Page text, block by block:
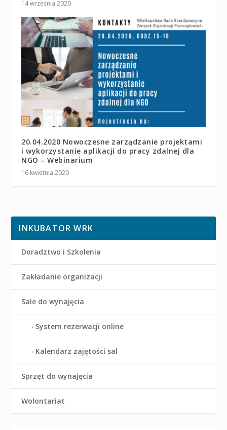
14 września 2020
20.04.2020 Nowoczesne zarządzanie projektami
i wykorzystanie aplikacji do pracy zdalnej dla
NGO – Webinarium
16 kwietnia 2020
INKUBATOR WRK
Doradztwo i Szkolenia
Zakładanie organizacji
Sale do wynajęcia
System rezerwacji online
Kalendarz zajętości sal
Sprzęt do wynajęcia
Wolontariat